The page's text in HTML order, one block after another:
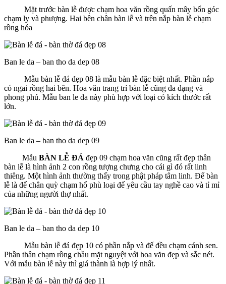
Mặt trước bàn lễ được chạm hoa văn rồng quấn mây bốn góc
chạm ly và phượng. Hai bên chân bàn lễ và trên nắp bàn lễ chạm
rồng hóa
Ban le da – ban tho da dep 08
Mẫu bàn lễ đá đẹp 08 là mẫu bàn lễ đặc biệt nhất. Phần nắp
có ngai rồng hai bên. Hoa văn trang trí bàn lễ cũng đa dạng và
phong phú. Mẫu ban le da này phù hợp với loại có kích thước rất
lớn.
Ban le da – ban tho da dep 09
Mẫu BÀN LỄ ĐÁ đẹp 09 chạm hoa văn cũng rất đẹp thân
bàn lễ là hình ảnh 2 con rồng tượng chưng cho cái gì đó rất linh
thiêng. Một hình ảnh thường thấy trong phật pháp tâm linh. Đế bàn
lễ là đế chân quỳ chạm hổ phù loại đế yêu cầu tay nghề cao và tỉ mỉ
của những người thợ nhất.
Ban le da – ban tho da dep 10
Mẫu bàn lễ đá đẹp 10 có phần nắp và đế đều chạm cánh sen.
Phần thân chạm rồng chầu mặt nguyệt với hoa văn đẹp và sắc nét.
Với mẫu bàn lễ này thì giá thành là hợp lý nhất.